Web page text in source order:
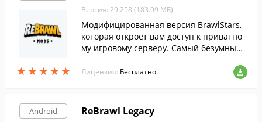
★ ★ ★ ★ ★
★ ★ ★ ★ ★
Версия: 29.258 (183.09 МБ)
Модифицированная версия BrawlStars,
которая откроет вам доступ к приватно
му игровому серверу. Самый безумный
ным балансом.
Лицензия: Бесплатно
Android ReBrawl Legacy